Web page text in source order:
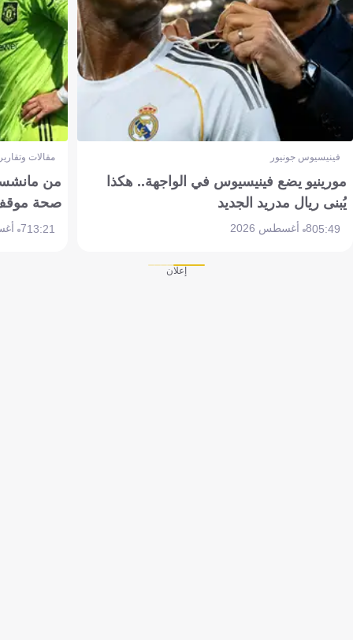
فينيسيوس جونيور
مورينيو يضع فينيسيوس في الواجهة.. هكذا
يُبنى ريال مدريد الجديد
05:498 أغسطس 2026
مقالات
من
صحة موقف
13:217 أغسطس 2026
إعلان